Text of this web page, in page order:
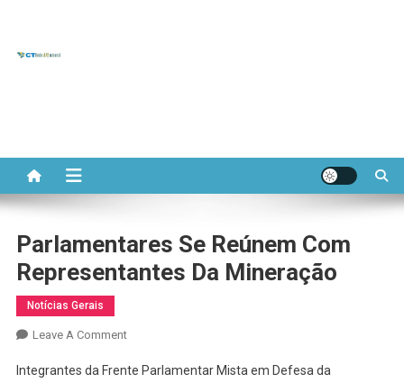
content
Parlamentares Se Reúnem Com
Representantes Da Mineração
Notícias Gerais
Leave A CommentOn
Se
Integrantes da Frente Parlamentar Mista em Defesa da